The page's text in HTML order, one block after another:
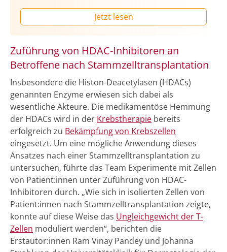
Jetzt lesen
Zuführung von HDAC-Inhibitoren an
Betroffene nach Stammzelltransplantation
Insbesondere die Histon-Deacetylasen (HDACs)
genannten Enzyme erwiesen sich dabei als
wesentliche Akteure. Die medikamentöse Hemmung
der HDACs wird in der Krebstherapie bereits
erfolgreich zu Bekämpfung von Krebszellen
eingesetzt. Um eine mögliche Anwendung dieses
Ansatzes nach einer Stammzelltransplantation zu
untersuchen, führte das Team Experimente mit Zellen
von Patient:innen unter Zuführung von HDAC-
Inhibitoren durch. „Wie sich in isolierten Zellen von
Patient:innen nach Stammzelltransplantation zeigte,
konnte auf diese Weise das Ungleichgewicht der T-
Zellen moduliert werden“, berichten die
Erstautor:innen Ram Vinay Pandey und Johanna